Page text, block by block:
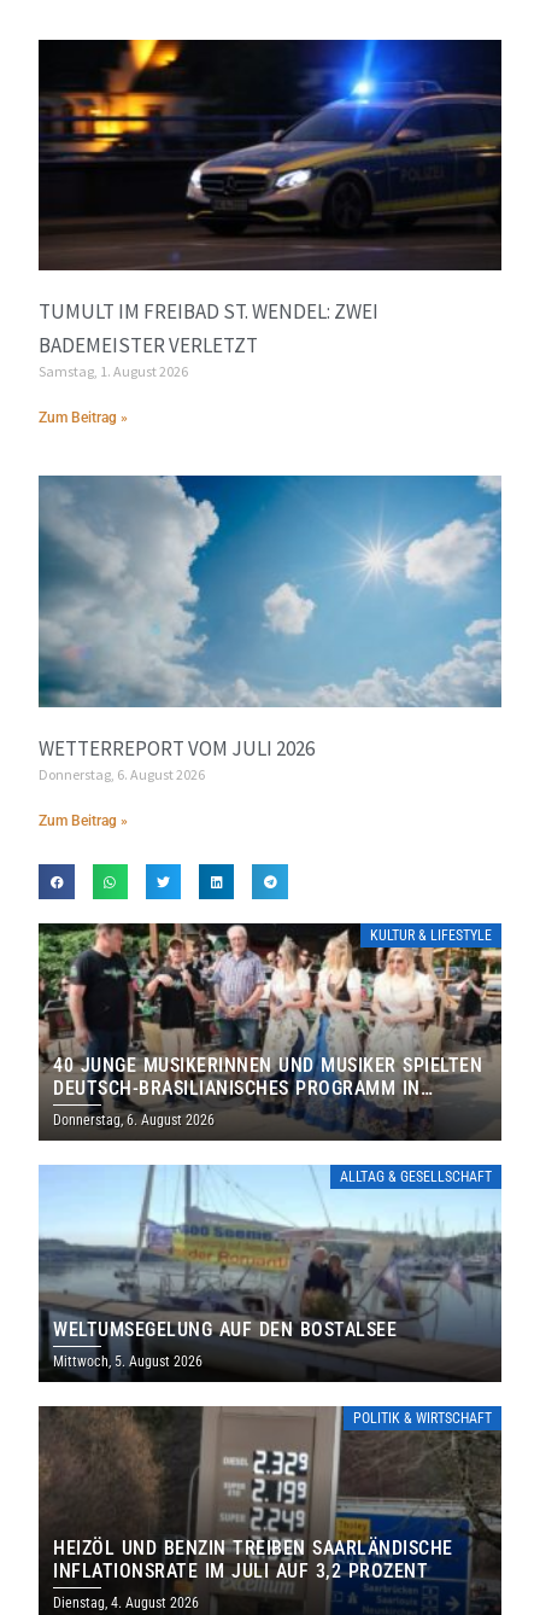
TUMULT IM FREIBAD ST. WENDEL: ZWEI
BADEMEISTER VERLETZT
Samstag, 1. August 2026
Zum Beitrag »
WETTERREPORT VOM JULI 2026
Donnerstag, 6. August 2026
Zum Beitrag »
KULTUR & LIFESTYLE
40 JUNGE MUSIKERINNEN UND MUSIKER SPIELTEN
DEUTSCH-BRASILIANISCHES PROGRAMM IN
THOLEY
Donnerstag, 6. August 2026
ALLTAG & GESELLSCHAFT
WELTUMSEGELUNG AUF DEN BOSTALSEE
Mittwoch, 5. August 2026
POLITIK & WIRTSCHAFT
HEIZÖL UND BENZIN TREIBEN SAARLÄNDISCHE
INFLATIONSRATE IM JULI AUF 3,2 PROZENT
Dienstag, 4. August 2026